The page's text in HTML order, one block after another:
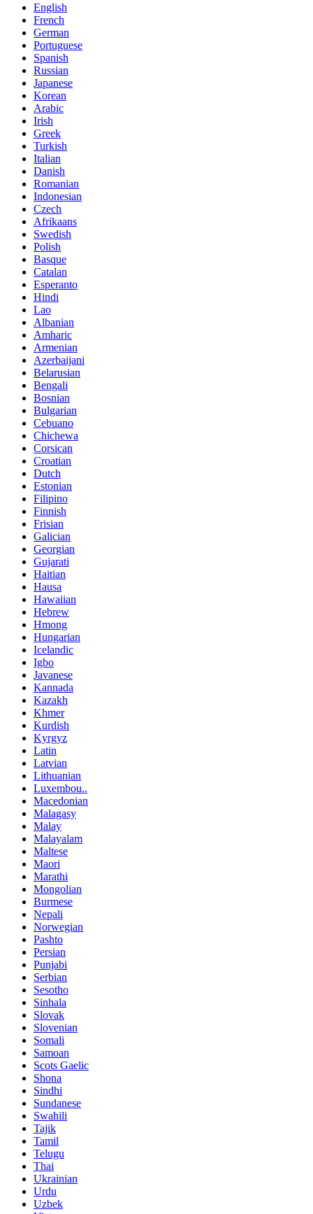
English
French
German
Portuguese
Spanish
Russian
Japanese
Korean
Arabic
Irish
Greek
Turkish
Italian
Danish
Romanian
Indonesian
Czech
Afrikaans
Swedish
Polish
Basque
Catalan
Esperanto
Hindi
Lao
Albanian
Amharic
Armenian
Azerbaijani
Belarusian
Bengali
Bosnian
Bulgarian
Cebuano
Chichewa
Corsican
Croatian
Dutch
Estonian
Filipino
Finnish
Frisian
Galician
Georgian
Gujarati
Haitian
Hausa
Hawaiian
Hebrew
Hmong
Hungarian
Icelandic
Igbo
Javanese
Kannada
Kazakh
Khmer
Kurdish
Kyrgyz
Latin
Latvian
Lithuanian
Luxembou..
Macedonian
Malagasy
Malay
Malayalam
Maltese
Maori
Marathi
Mongolian
Burmese
Nepali
Norwegian
Pashto
Persian
Punjabi
Serbian
Sesotho
Sinhala
Slovak
Slovenian
Somali
Samoan
Scots Gaelic
Shona
Sindhi
Sundanese
Swahili
Tajik
Tamil
Telugu
Thai
Ukrainian
Urdu
Uzbek